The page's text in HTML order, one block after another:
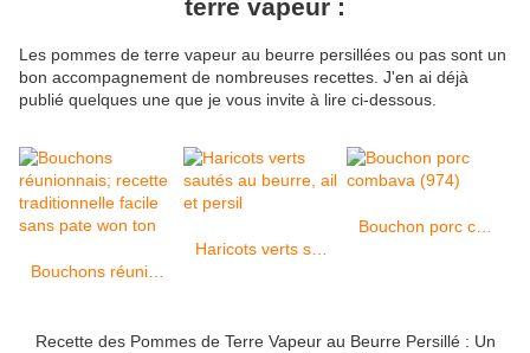
terre vapeur :
Les pommes de terre vapeur au beurre persillées ou pas sont un
bon accompagnement de nombreuses recettes. J'en ai déjà
publié quelques une que je vous invite à lire ci-dessous.
Haricots verts sautés au beurre, ail et persil
Recette des Pommes de Terre Vapeur au Beurre Persillé : Un